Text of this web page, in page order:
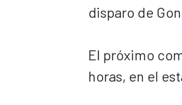
disparo de
El próximo
horas, en el